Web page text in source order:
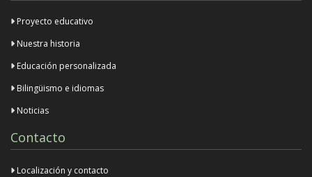
Proyecto educativo
Nuestra historia
Educación personalizada
Bilingüismo e idiomas
Noticias
Contacto
Localización y contacto